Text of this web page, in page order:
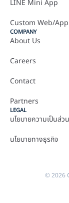
LINE Mini App
Custom Web/App
COMPANY
About Us
Careers
Contact
Partners
LEGAL
นโยบายความเป็นส่ว
นโยบายทางธุรกิจ
© 2026